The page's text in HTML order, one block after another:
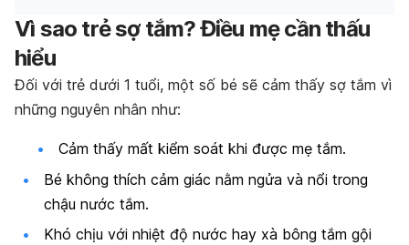
Vì sao trẻ sợ tắm? Điều mẹ cần thấu
hiểu
Đối với trẻ dưới 1 tuổi, một số bé sẽ cảm thấy sợ tắm vì
những nguyên nhân như:
Cảm thấy mất kiểm soát khi được mẹ tắm.
Bé không thích cảm giác nằm ngửa và nổi trong
chậu nước tắm.
Khó chịu với nhiệt độ nước hay xà bông tắm gội